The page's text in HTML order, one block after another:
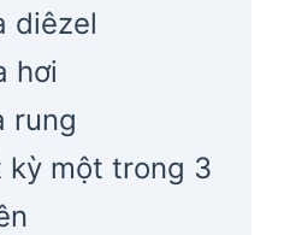
diêzel
hơi
rung
kỳ một trong 3